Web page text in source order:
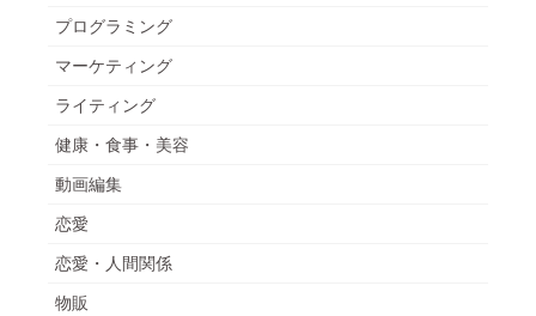
プログラミング
マーケティング
ライティング
健康・食事・美容
動画編集
恋愛
恋愛・人間関係
物販